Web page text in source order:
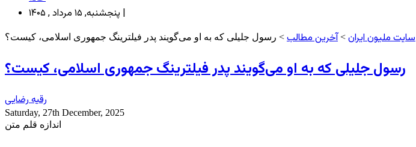
پنجشنبه, ۱۵ مرداد , ۱۴۰۵ |
سایت ملیون ایران >آخرین مطالب > رسول جلیلی که به او می‌گویند پدر فیلترینگ جمهوری اسلامی، کیست؟
رسول جلیلی که به او می‌گویند پدر فیلترینگ جمهوری اسلامی، کیست؟
رقیه رضایی
Saturday, 27th December, 2025
اندازه قلم متن